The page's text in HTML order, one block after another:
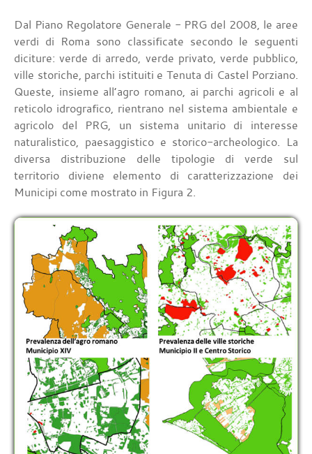
Dal Piano Regolatore Generale - PRG del 2008, le aree
verdi di Roma sono classificate secondo le seguenti
diciture: verde di arredo, verde privato, verde pubblico,
ville storiche, parchi istituiti e Tenuta di Castel Porziano.
Queste, insieme all’agro romano, ai parchi agricoli e al
reticolo idrografico, rientrano nel sistema ambientale e
agricolo del PRG, un sistema unitario di interesse
naturalistico, paesaggistico e storico-archeologico. La
diversa distribuzione delle tipologie di verde sul
territorio diviene elemento di caratterizzazione dei
Municipi come mostrato in Figura 2.